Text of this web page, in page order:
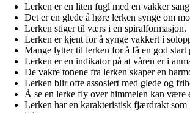
Lerken er en liten fugl med en vakker
Det er en glede å høre lerken synge om
Lerken stiger til værs i en spiralformasjon.
Lerken er kjent for å synge vakkert i
Mange lytter til lerken for å få en god start
Lerken er en indikator på at våren er i
De vakre tonene fra lerken skaper en
Lerken blir ofte assosiert med glede og
Å se en lerke fly over himmelen kan være
Lerken har en karakteristisk fjærdrakt som